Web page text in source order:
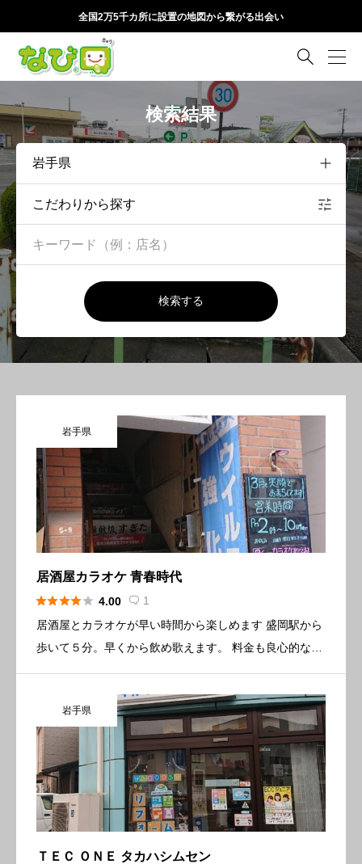
全国2万5千カ所に設置の地図から繋がる出会い

検索結果
こだわりから探す
検索する
岩手県
居酒屋カラオケ 青春時代
 4.00  1
居酒屋とカラオケが早い時間から楽しめます 盛岡駅から
歩いて５分。早くから飲め歌えます。 料金も良心的なお
店で、ママがとても面白いですよ。 午後２時から楽しめ
ます、１度岩手に来たら寄ってみてください。 後悔はさ
せませんよ、 […]
岩手県
ＴＥＣ ＯＮＥ タカハシムセン